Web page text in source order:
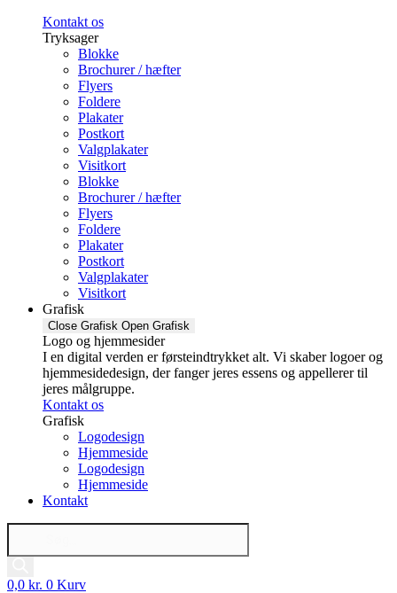
Kontakt os
Tryksager
Blokke
Brochurer / hæfter
Flyers
Foldere
Plakater
Postkort
Valgplakater
Visitkort
Blokke
Brochurer / hæfter
Flyers
Foldere
Plakater
Postkort
Valgplakater
Visitkort
Grafisk
Close Grafisk Open Grafisk
Logo og hjemmesider
I en digital verden er førsteindtrykket alt. Vi skaber logoer og
hjemmesidedesign, der fanger jeres essens og appellerer til
jeres målgruppe.
Kontakt os
Grafisk
Logodesign
Hjemmeside
Logodesign
Hjemmeside
Kontakt
Products
0,0 kr. 0 Kurv